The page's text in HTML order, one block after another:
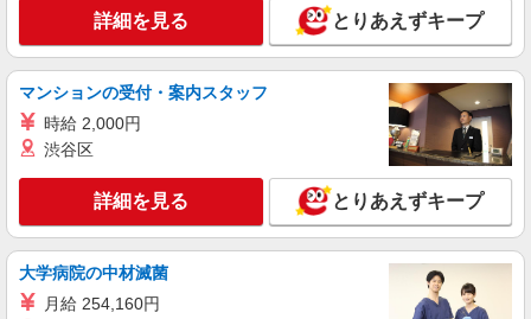
ホール・キッチンスタッフ
アルバイト・パート・契約社員：時給1,320
円〜
大阪府大阪市中央区南船場 クリスタ長堀
キープ 詳細を見る
アルバイト
昆布のわだち なんばダイニングメゾン
接客、調理
詳細を見る とりあえずキープ
マンションの受付・案内スタッフ
時給 2,000円
渋谷区
詳細を見る とりあえずキープ
大学病院の中材滅菌
月給 254,160円